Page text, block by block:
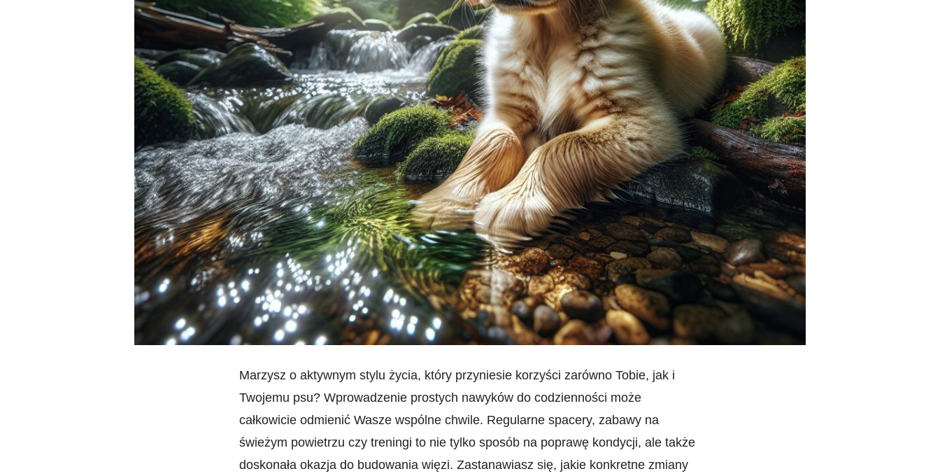
Marzysz o aktywnym stylu ‍życia, który przyniesie ⁤korzyści‌ zarówno Tobie, jak i
Twojemu psu? Wprowadzenie ‍prostych nawyków do‍ codzienności może
całkowicie odmienić Wasze wspólne chwile. Regularne spacery, zabawy na
świeżym ⁤powietrzu czy treningi to nie tylko sposób ⁣na poprawę kondycji, ale także
doskonała‍ okazja do budowania więzi. Zastanawiasz się, jakie konkretne zmiany